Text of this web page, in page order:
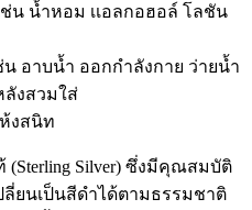
ช่น น้ำหอม เเอลกอฮอล์ โลชัน
อาบน้ำ ออกกำลังกาย ว่ายน้ำ
ลังสวมใส่
ห้งสนิท
(Sterling Silver) ซึ่งมีคุณสมบัติ
ลี่ยนเป็นสีดำได้ตามธรรมชาติ